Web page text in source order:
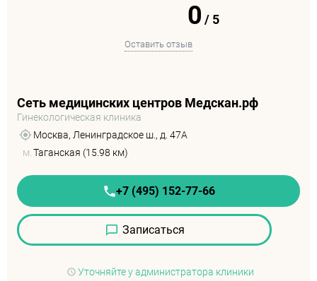
0 / 5
Оставить отзыв
Сеть медицинских центров Медскан.рф
Гинекологическая клиника
Москва, Ленинградское ш., д. 47А
м. Таганская (15.98 км)
+7 (495) 152-77-66
Записаться
Уточняйте у администратора клиники